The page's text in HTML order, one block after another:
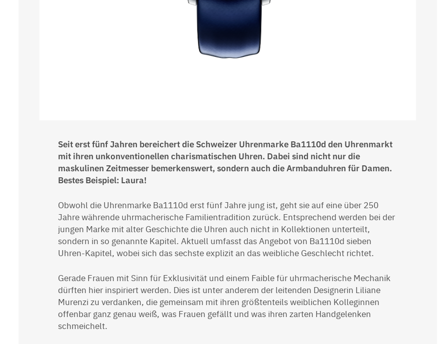
Seit erst fünf Jahren bereichert die Schweizer Uhrenmarke Ba1110d den Uhrenmarkt
mit ihren unkonventionellen charismatischen Uhren. Dabei sind nicht nur die
maskulinen Zeitmesser bemerkenswert, sondern auch die Armbanduhren für Damen.
Bestes Beispiel: Laura!
Obwohl die Uhrenmarke Ba1110d erst fünf Jahre jung ist, geht sie auf eine über 250
Jahre währende uhrmacherische Familientradition zurück. Entsprechend werden bei der
jungen Marke mit alter Geschichte die Uhren auch nicht in Kollektionen unterteilt,
sondern in so genannte Kapitel. Aktuell umfasst das Angebot von Ba1110d sieben
Uhren-Kapitel, wobei sich das sechste explizit an das weibliche Geschlecht richtet.
Gerade Frauen mit Sinn für Exklusivität und einem Faible für uhrmacherische Mechanik
dürften hier inspiriert werden. Dies ist unter anderem der leitenden Designerin Liliane
Murenzi zu verdanken, die gemeinsam mit ihren größtenteils weiblichen Kolleginnen
offenbar ganz genau weiß, was Frauen gefällt und was ihren zarten Handgelenken
schmeichelt.